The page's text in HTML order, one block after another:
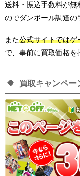
送料・振込手数料が無
のでダンボール調達の
また公式サイトではゲ
で、事前に買取価格を
買取キャンペー